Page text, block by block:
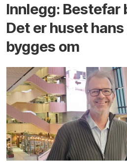
Innlegg: Bestefar
Det er huset
bygges om